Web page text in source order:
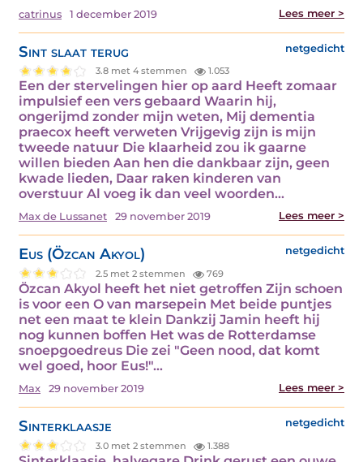
catrinus 1 december 2019 Lees meer >
Sint slaat terug netgedicht
3.8 met 4 stemmen 1.053
Een der stervelingen hier op aard Heeft zomaar
impulsief een vers gebaard Waarin hij,
ongerijmd zonder mijn weten, Mij dementia
praecox heeft verweten Vrijgevig zijn is mijn
tweede natuur Die klaarheid zou ik gaarne
willen bieden Aan hen die dankbaar zijn, geen
kwade lieden, Daar raken kinderen van
overstuur Al voeg ik dan veel woorden…
Max de Lussanet 29 november 2019 Lees meer >
Eus (Özcan Akyol) netgedicht
2.5 met 2 stemmen 769
Özcan Akyol heeft het niet getroffen Zijn schoen
is voor een O van marsepein Met beide puntjes
net een maat te klein Dankzij Jamin heeft hij
nog kunnen boffen Het was de Rotterdamse
snoepgoedreus Die zei "Geen nood, dat komt
wel goed, hoor Eus!"…
Max 29 november 2019 Lees meer >
Sinterklaasje netgedicht
3.0 met 2 stemmen 1.388